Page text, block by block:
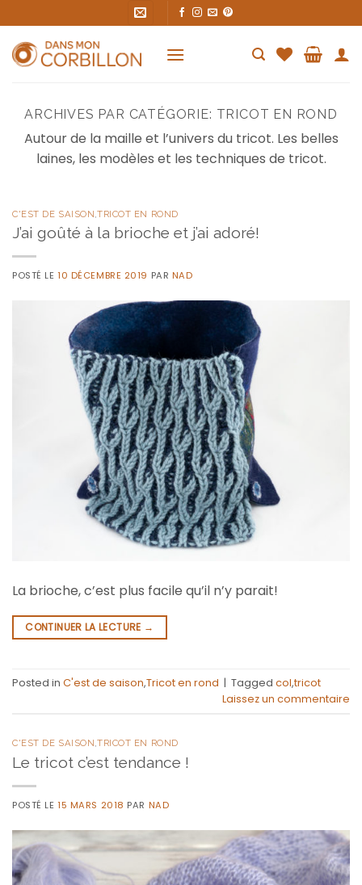
to
content
ARCHIVES PAR CATÉGORIE: TRICOT EN ROND
Autour de la maille et l’univers du tricot. Les belles
laines, les modèles et les techniques de tricot.
C'EST DE SAISON TRICOT EN ROND
J’ai goûté à la brioche et j’ai adoré!
POSTÉ LE10 DÉCEMBRE 2019 PAR NAD
La brioche, c’est plus facile qu’il n’y parait!
CONTINUER LA LECTURE →
Posted in C'est de saison,Tricot en rond | Tagged col,tricot
Laissez un commentaire
C'EST DE SAISON,TRICOT EN ROND
Le tricot c’est tendance !
POSTÉ LE15 MARS 2018 PAR NAD